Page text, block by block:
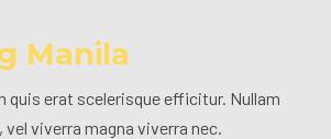
Manila
quis erat scelerisque efficitur. Nullam
viverra magna viverra nec.